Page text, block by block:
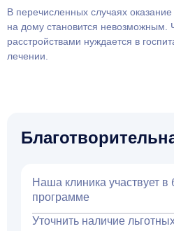
В перечисленных случаях
на дому становится невозможным.
расстройствами нуждается в
лечении.
Наша клиника участвует в
программе
Уточнить наличие